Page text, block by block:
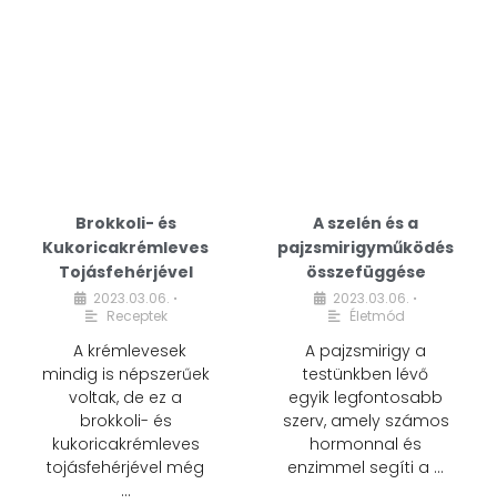
Brokkoli- és
Kukoricakrémleves
Tojásfehérjével
2023.03.06. •
Receptek
A krémlevesek
mindig is népszerűek
voltak, de ez a
brokkoli- és
kukoricakrémleves
tojásfehérjével még
…
A szelén és a
pajzsmirigyműködés
összefüggése
2023.03.06. •
Életmód
A pajzsmirigy a
testünkben lévő
egyik legfontosabb
szerv, amely számos
hormonnal és
enzimmel segíti a …